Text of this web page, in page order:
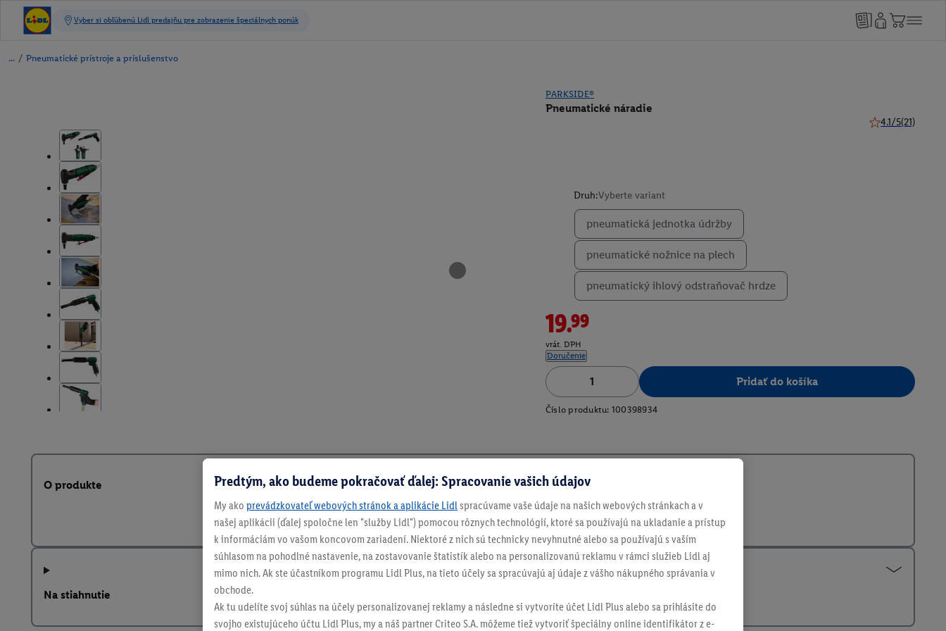
/ Pneumatické prístroje a príslušenstvo
PARKSIDE®
Pneumatické náradie
4.1/5(21)
Druh:Vyberte variant
pneumatická jednotka údržby
pneumatické nožnice na plech
pneumatický ihlový odstraňovač hrdze
19.99
vrát. DPH
Doručenie
Pridať do košíka
Číslo produktu: 100398934
O produkte
Na stiahnutie
Predtým, ako budeme pokračovať ďalej: Spracovanie vašich údajov
My ako prevádzkovateľ webových stránok a aplikácie Lidl spracúvame vaše údaje na našich webových stránkach a v
našej aplikácii (ďalej spoločne len "služby Lidl") pomocou rôznych technológií, ktoré sa používajú na ukladanie a prístup
k informáciám vo vašom koncovom zariadení. Niektoré z nich sú technicky nevyhnutné alebo sa používajú s vaším
súhlasom na pohodlné nastavenie, na zostavovanie štatistík alebo na personalizovanú reklamu v rámci služieb Lidl aj
mimo nich. Ak ste účastníkom programu Lidl Plus, na tieto účely sa spracúvajú aj údaje z vášho nákupného správania v
obchode.
Ak tu udelíte svoj súhlas na účely personalizovanej reklamy a následne si vytvoríte účet Lidl Plus alebo sa prihlásite do
svojho existujúceho účtu Lidl Plus, my a náš partner Criteo S.A. môžeme tiež vytvoriť špeciálny online identifikátor z e-